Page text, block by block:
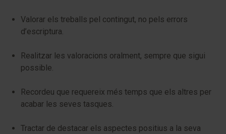
Valorar els treballs pel contingut, no pels errors
d’escriptura.
Realitzar les valoracions oralment, sempre que sigui
possible.
Recordeu que requereix més temps que els altres per
acabar les seves tasques.
Tractar de destacar els aspectes positius a la seva